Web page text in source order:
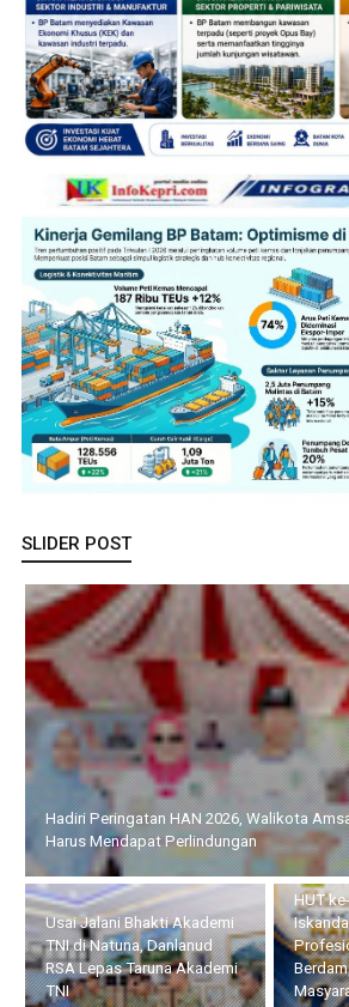
SLIDER POST
Hadiri Peringatan HAN 2026, Walikota
Harus Mendapat Perlindungan
Usai Jalani Bhakti Akademi
TNI di Natuna, Danlanud
RSA Lepas Taruna Akademi
TNI
HUT